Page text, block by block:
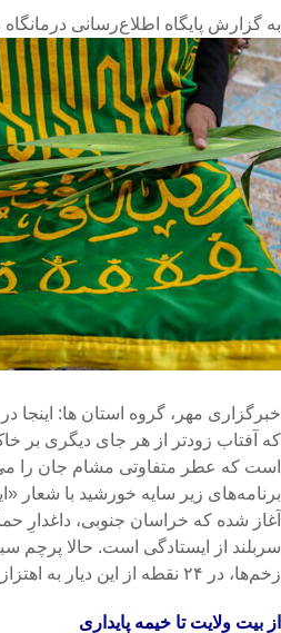
به گزارش پایگاه اطلاع‌رسانی
خبرگزاری مهر، گروه استان ها: اینجا
که آفتاب زودتر از هر جای دیگری بر
است که عطر متفاوتی مشام جان را
برنامه‌های زیر سایه خورشید با شعار
آغاز شده که خراسان جنوبی، داغدارِ
سربلند از ایستادگی است. حالا پرچم
زخم‌ها، در ۲۴ نقطه از این دیار به اهتزاز درآمده است.
از بیت ولایت تا خیمه پایداری